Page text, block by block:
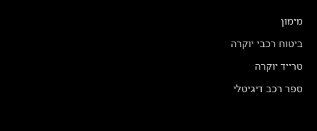
מימון
ביטוח רכבי יוקרה
טרייד יוקרה
ספר רכב דיגיטלי